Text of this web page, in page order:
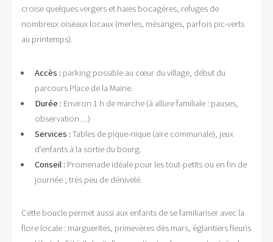
croise quelques vergers et haies bocagères, refuges de
nombreux oiseaux locaux (merles, mésanges, parfois pic-verts
au printemps).
Accès : parking possible au cœur du village, début du
parcours Place de la Mairie.
Durée : Environ 1 h de marche (à allure familiale : pauses,
observation…)
Services : Tables de pique-nique (aire communale), jeux
d’enfants à la sortie du bourg.
Conseil : Promenade idéale pour les tout-petits ou en fin de
journée ; très peu de dénivelé.
Cette boucle permet aussi aux enfants de se familiariser avec la
flore locale : marguerites, primevères dès mars, églantiers fleuris